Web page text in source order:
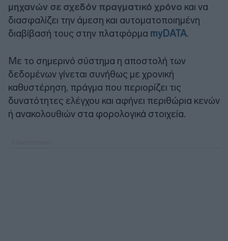
μηχανών σε σχεδόν πραγματικό χρόνο και να
διασφαλίζει την άμεση και αυτοματοποιημένη
διαβίβασή τους στην πλατφόρμα myDATA.
Με το σημερινό σύστημα η αποστολή των
δεδομένων γίνεται συνήθως με χρονική
καθυστέρηση, πράγμα που περιορίζει τις
δυνατότητες ελέγχου και αφήνει περιθώρια κενών
ή ανακολουθιών στα φορολογικά στοιχεία.